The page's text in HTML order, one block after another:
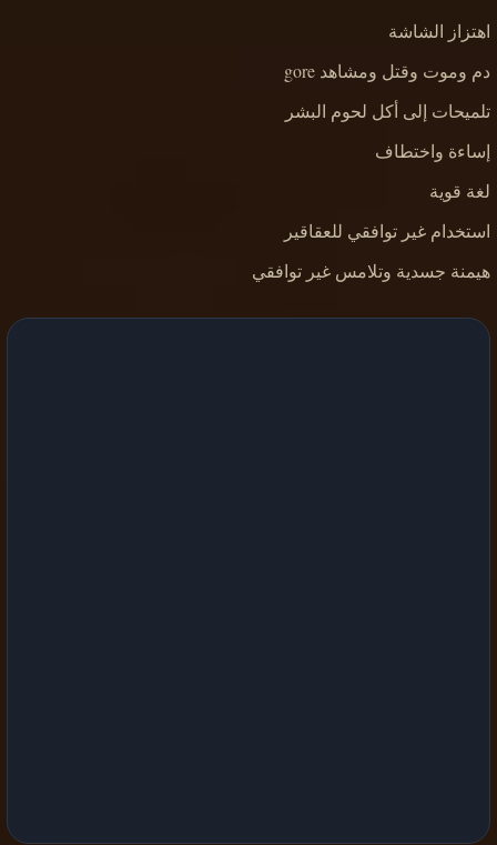
اهتزاز الشاشة
دم وموت وقتل ومشاهد gore
تلميحات إلى أكل لحوم البشر
إساءة واختطاف
لغة قوية
استخدام غير توافقي للعقاقير
هيمنة جسدية وتلامس غير توافقي